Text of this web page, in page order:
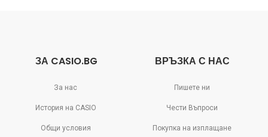
ЗА CASIO.BG
За нас
История на CASIO
Общи условия
ВРЪЗКА С НАС
Пишете ни
Чести Въпроси
Покупка на изплащане